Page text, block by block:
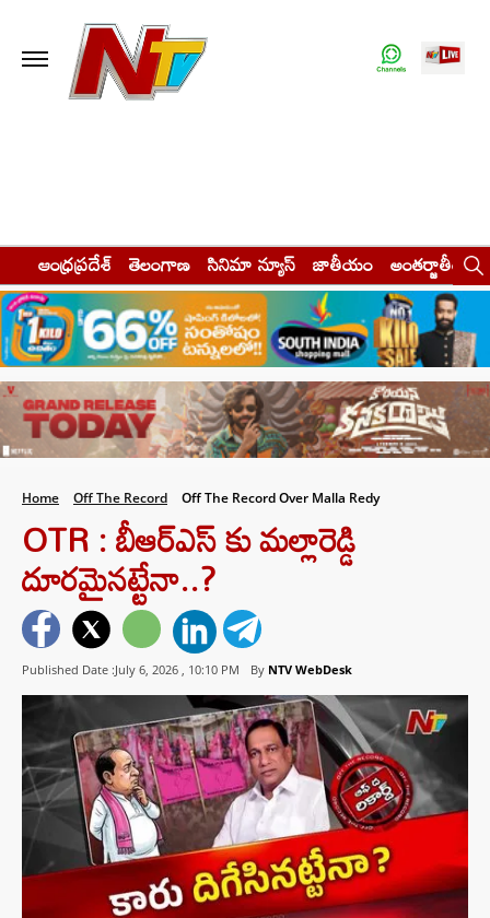
ఆంధ్రప్రదేశ్ తెలంగాణ సినిమా న్యూస్ జాతీయం అంతర్జాతీయం
Home Off The Record Off The Record Over Malla Redy
OTR : బీఆర్ఎస్ కు మల్లారెడ్డి
దూరమైనట్టేనా..?
Published Date :July 6, 2026 , 10:10 PM By NTV WebDesk